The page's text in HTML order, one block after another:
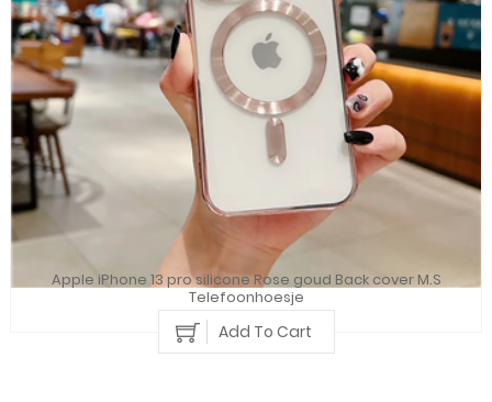
Apple iPhone 13 pro silicone Rose goud Back cover M.S
Telefoonhoesje
Add To Cart